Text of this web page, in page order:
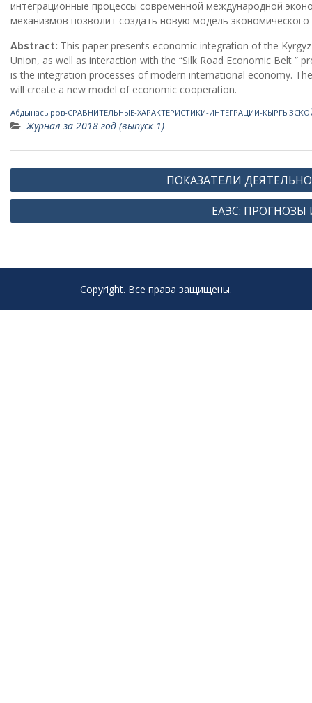
интеграционные процессы современной международной
механизмов позволит создать новую модель экономического
Abstract: This paper presents economic integration of the
Union, as well as interaction with the “Silk Road Economic Belt ”
is the integration processes of modern international economy.
will create a new model of economic cooperation.
Абдынасыров-СРАВНИТЕЛЬНЫЕ-ХАРАКТЕРИСТИКИ-ИНТЕГРАЦИИ-
Журнал за 2018 год (выпуск 1)
Навигация
по
ПОКАЗАТЕЛИ
ЕАЭС: ПРОГНОЗЫ
Copyright. Все права защищены.